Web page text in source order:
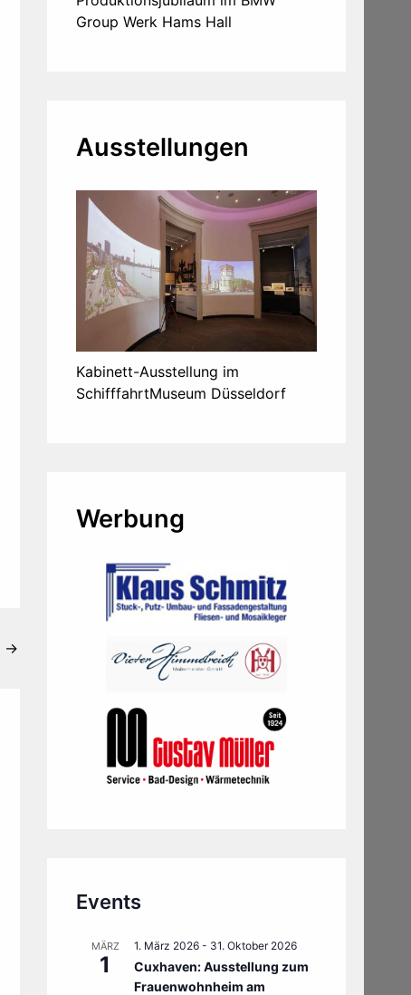
→
Group Werk Hams Hall
Ausstellungen
Kabinett-Ausstellung im
SchifffahrtMuseum Düsseldorf
Werbung
Events
MÄRZ
1
1. März 2026 - 31. Oktober 2026
Cuxhaven: Ausstellung zum
Frauenwohnheim am